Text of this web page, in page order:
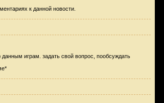
к данной новости.
играм. задать свой вопрос, пообсуждать